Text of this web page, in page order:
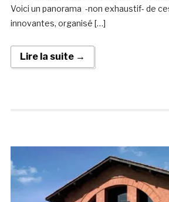
Voici un panorama -non exhaustif- de
innovantes, organisé […]
Lire la suite →